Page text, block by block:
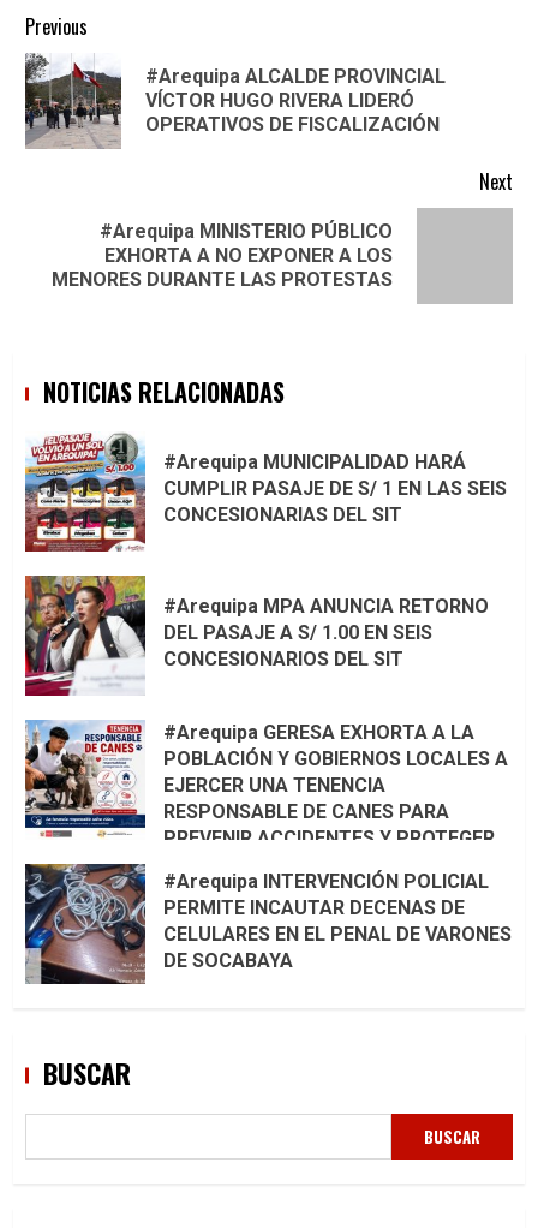
Continue
Reading
Previous
#Arequipa ALCALDE PROVINCIAL
VÍCTOR HUGO RIVERA LIDERÓ
OPERATIVOS DE FISCALIZACIÓN
Next
post:
#Arequipa MINISTERIO PÚBLICO
EXHORTA A NO EXPONER A LOS
MENORES DURANTE LAS PROTESTAS
NOTICIAS RELACIONADAS
#Arequipa MUNICIPALIDAD HARÁ
CUMPLIR PASAJE DE S/ 1 EN LAS SEIS
CONCESIONARIAS DEL SIT
#Arequipa MPA ANUNCIA RETORNO
DEL PASAJE A S/ 1.00 EN SEIS
CONCESIONARIOS DEL SIT
#Arequipa GERESA EXHORTA A LA
POBLACIÓN Y GOBIERNOS LOCALES A
EJERCER UNA TENENCIA
RESPONSABLE DE CANES PARA
PREVENIR ACCIDENTES Y PROTEGER
#Arequipa INTERVENCIÓN POLICIAL
PERMITE INCAUTAR DECENAS DE
CELULARES EN EL PENAL DE VARONES
DE SOCABAYA
BUSCAR
BUSCAR